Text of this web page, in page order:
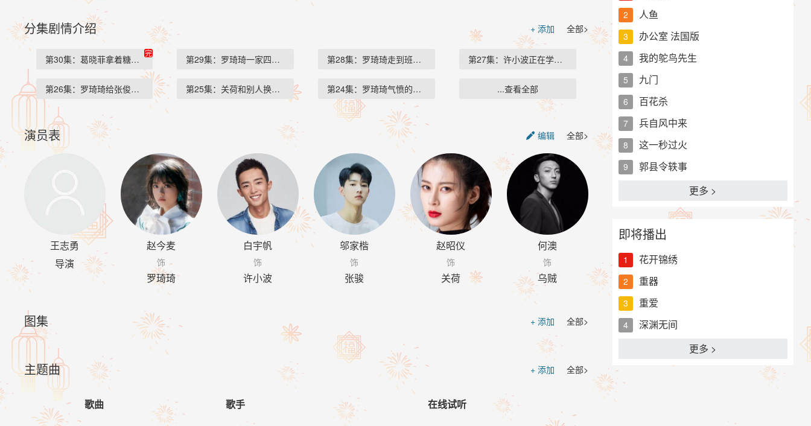
全部>
+ 添加
分集剧情介绍
第30集：葛晓菲拿着糖葫…
完
第29集：罗琦琦一家四口… 第28集：罗琦琦走到班级… 第27集：许小波正在学习…
第26集：罗琦琦给张俊在… 第25集：关荷和别人换了… 第24集：罗琦琦气愤的推… ...查看全部
全部>
 编辑
演员表
王志勇
导演
赵今麦
饰
罗琦琦
白宇帆
饰
许小波
邬家楷
饰
张骏
赵昭仪
饰
关荷
何澳
饰
乌贼
全部>
+ 添加
图集
全部>
+ 添加
主题曲
歌曲 歌手 在线试听
2 人鱼
3 办公室 法国版
4 我的鸵鸟先生
5 九门
6 百花杀
7 兵自风中来
8 这一秒过火
9
郭县令轶事
更多 >
即将播出
1 花开锦绣
2 重器
3 重爱
4
深渊无间
更多 >